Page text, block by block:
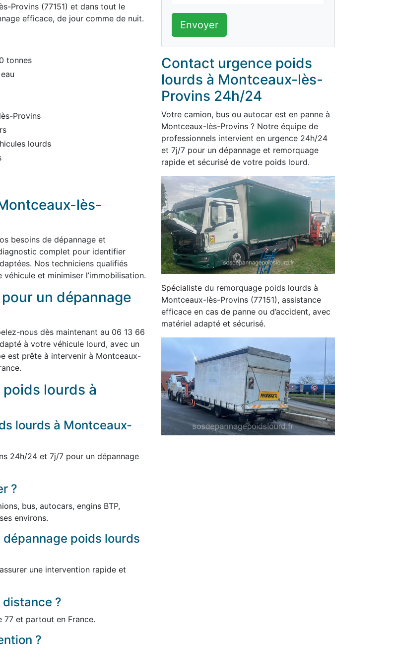
Provins (77151) et dans tout le
efficace, de jour comme de nuit.
tonnes
Provins
lourds
lès-
besoins de dépannage et
complet pour identifier
Nos techniciens qualifiés
et minimiser l’immobilisation.
un dépannage
nous dès maintenant au 06 13 66
à votre véhicule lourd, avec un
est prête à intervenir à Montceaux-
poids lourds à
lourds à Montceaux-
24h/24 et 7j/7 pour un dépannage
?
bus, autocars, engins BTP,
environs.
dépannage poids lourds
une intervention rapide et
?
77 et partout en France.
?
Envoyer
Contact urgence poids
lourds à Montceaux-lès-
Provins 24h/24
Votre camion, bus ou autocar est en panne à
Montceaux-lès-Provins ? Notre équipe de
professionnels intervient en urgence 24h/24
et 7j/7 pour un dépannage et remorquage
rapide et sécurisé de votre poids lourd.
Spécialiste du remorquage poids lourds à
Montceaux-lès-Provins (77151), assistance
efficace en cas de panne ou d’accident, avec
matériel adapté et sécurisé.